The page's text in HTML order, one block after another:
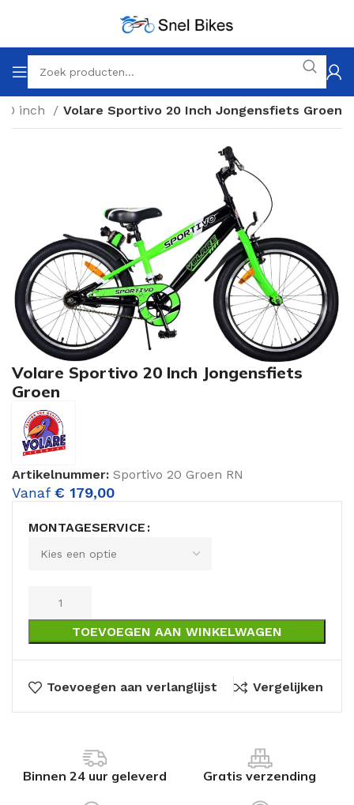
20 inch Volare Sportivo 20 Inch Jongensfiets Groen
Volare Sportivo 20 Inch Jongensfiets
Groen
Artikelnummer: Sportivo 20 Groen RN
Vanaf € 179,00
MONTAGESERVICE
TOEVOEGEN AAN WINKELWAGEN
Toevoegen aan verlanglijst Vergelijken
Binnen 24 uur geleverd Gratis verzending